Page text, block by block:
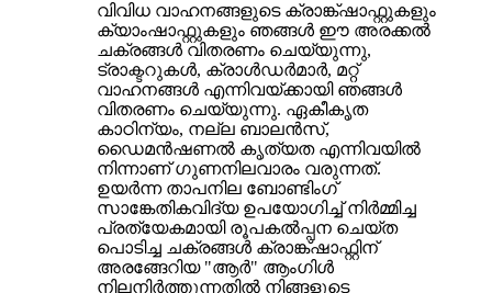
വിവിധ വാഹനങ്ങളുടെ ക്രാങ്ക്ഷാഫ്റ്റുകളും
ക്യാംഷാഫ്റ്റുകളും ഞങ്ങൾ ഈ അരക്കൽ
ചക്രങ്ങൾ വിതരണം ചെയ്യുന്നു,
ട്രാക്ടറുകൾ, ക്രാൾഡർമാർ, മറ്റ്
വാഹനങ്ങൾ എന്നിവയ്ക്കായി ഞങ്ങൾ
വിതരണം ചെയ്യുന്നു. ഏകീകൃത
കാഠിന്യം, നല്ല ബാലൻസ്,
ഡൈമൻഷണൽ കൃത്യത എന്നിവയിൽ
നിന്നാണ് ഗുണനിലവാരം വരുന്നത്.
ഉയർന്ന താപനില ബോണ്ടിംഗ്
സാങ്കേതികവിദ്യ ഉപയോഗിച്ച് നിർമ്മിച്ച
പ്രത്യേകമായി രൂപകൽപ്പന ചെയ്ത
പൊടിച്ച ചക്രങ്ങൾ ക്രാങ്ക്ഷാഫ്റ്റിന്
അരങ്ങേറിയ "ആർ" ആംഗിൾ
നിലനിർത്തുന്നതിൽ നിങ്ങളുടെ